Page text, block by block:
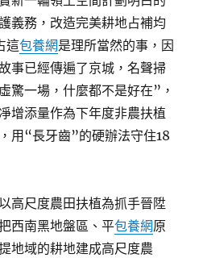
義務，改造完美耕地占補均
這包養網是理所當然的事，因
事已經傳遍了京城，名聲掃
驚一場，什麼都不是好在”，
增添量作為下年度非農扶植
用“長牙齒”的硬辦法守住18
高尺度農田扶植為抓手晉陞
西南黑地盤區、平包養網原
地域的耕地建成高尺度農